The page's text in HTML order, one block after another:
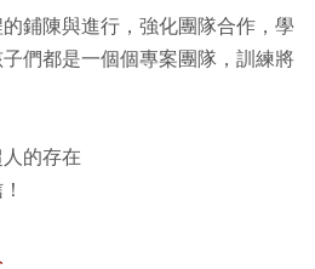
鋪陳與進行，強化團隊合作，學
們都是一個個專案團隊，訓練將
的存在